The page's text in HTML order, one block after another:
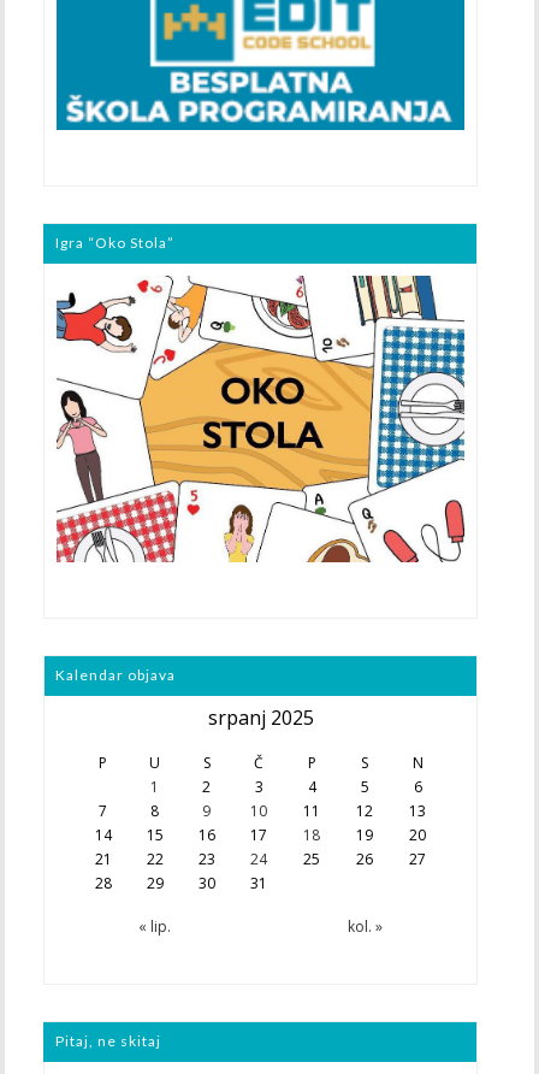
Igra “Oko Stola”
Kalendar objava
srpanj 2025
P U S Č P S N
« lip. kol. »
1 2 3 4 5
6
7
8 9 10 11 12
13
14
15 16 17 18 19
20
21
22 23 24 25 26
27
28
29 30 31
Pitaj, ne skitaj